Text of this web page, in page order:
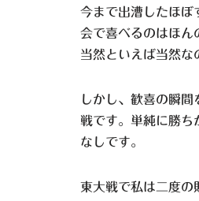
今まで出漕したほぼ
会で喜べるのはほん
当然といえば当然な
しかし、歓喜の瞬
戦です。単純に勝ち
なしです。
東大戦で私は二度の